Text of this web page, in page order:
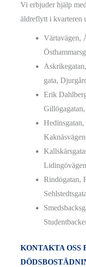
Vi erbjuder hjälp
äldreflytt i kvarteren
Värtavägen,
gata,
Erik
Rindögatan,
KONTAKTA OSS